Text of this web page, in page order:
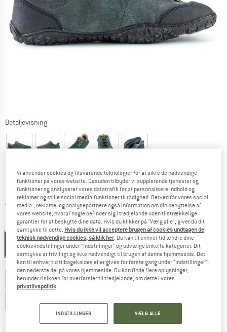
Detaljevisning
Pris:
179,95€ inkl. moms.
KR1.345,18
Gratis forsendelse(DK)Danmark. Oplysninger om
Farve:Darkgrey
Størrelse: EU39
EU38 EU39 EU40 EU41 EU
EU44 EU45 EU46 EU
Vi anvender cookies og tilsvarende teknologier for at sikre de nødvendige
funktioner på vores website. Desuden tilbyder vi supplerende tjenester og
funktioner og analyserer vores datatrafik for at personalisere indhold og
reklamer og stille social media-funktioner til rådighed. Derved får vores social
media-, reklame- og analysepartnere også information om din benyttelse af
vores website, hvoraf nogle befinder sig i tredjelande uden tilstrækkelige
garantier for at beskytte dine data. Hvis du klikker på "Vælg alle", giver du dit
samtykke til dette. Hvis du ikke vil acceptere brugen af cookies undtagen de
teknisk nødvendige cookies, så klik her . Du kan til enhver tid ændre dine
cookie-indstillinger under "Indstillinger" og udvælge enkelte kategorier. Dit
samtykke er frivilligt og ikke nødvendigt til brugen af denne hjemmeside. Det
kan til enhver tid tilbagekaldes eller gives for første gang under "Indstillinger" i
den nederste del på vores hjemmeside. Du kan finde flere oplysninger,
herunder risikoen for overførsler til tredjelande, om dette i vores
privatlivspolitik
INDSTILLINGER VÆLG ALLE